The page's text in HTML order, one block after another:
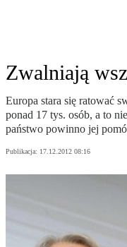
Zwalniają
Europa stara się ratować
ponad 17 tys. osób, a to
państwo powinno jej
Publikacja: 17.12.2012 08:16